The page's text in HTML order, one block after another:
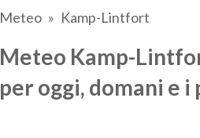
Meteo Kamp-Lintfort
Meteo Kamp-
per oggi, domani e